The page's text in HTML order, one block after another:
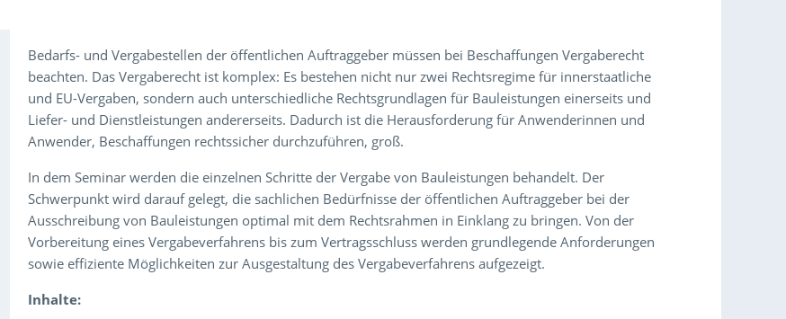
Bedarfs- und Vergabestellen der öffentlichen Auftraggeber müssen bei Beschaffungen Vergaberecht
beachten. Das Vergaberecht ist komplex: Es bestehen nicht nur zwei Rechtsregime für innerstaatliche
und EU-Vergaben, sondern auch unterschiedliche Rechtsgrundlagen für Bauleistungen einerseits und
Liefer- und Dienstleistungen andererseits. Dadurch ist die Herausforderung für Anwenderinnen und
Anwender, Beschaffungen rechtssicher durchzuführen, groß.
In dem Seminar werden die einzelnen Schritte der Vergabe von Bauleistungen behandelt. Der
Schwerpunkt wird darauf gelegt, die sachlichen Bedürfnisse der öffentlichen Auftraggeber bei der
Ausschreibung von Bauleistungen optimal mit dem Rechtsrahmen in Einklang zu bringen. Von der
Vorbereitung eines Vergabeverfahrens bis zum Vertragsschluss werden grundlegende Anforderungen
sowie effiziente Möglichkeiten zur Ausgestaltung des Vergabeverfahrens aufgezeigt.
Inhalte: